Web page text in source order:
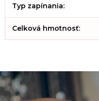
Typ zapínania:
Celková hmotnosť: